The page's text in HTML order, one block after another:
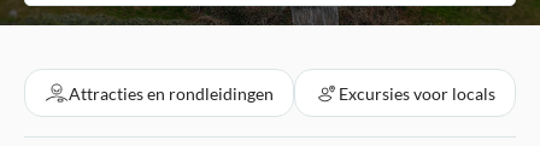
Min. € Max. €
Free cancellation
Instant confirmation
Attracties en rondleidingen
Attracties en rondleidingen Excursies voor locals